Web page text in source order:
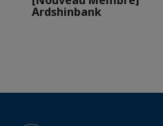
Ardshinbank